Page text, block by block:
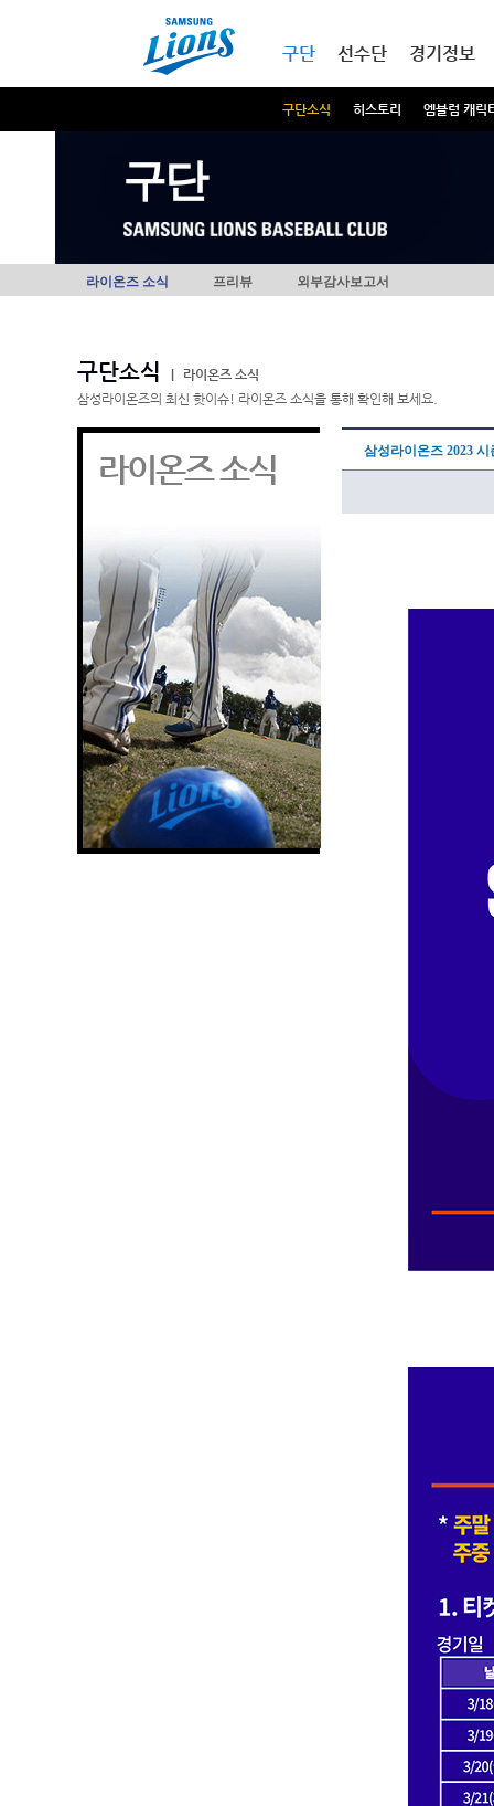
구단
구단소식 히스토리 엠블럼 캐릭
선수단 경기정보
구단
라이온즈 소식 프리뷰 외부감사보고서
구단소식
라이온즈 소식
삼성라이온즈의 최신 핫이슈! 라이온즈 소식을 통해 확인해 보세요.
라이온즈 소식 삼성라이온즈 2023